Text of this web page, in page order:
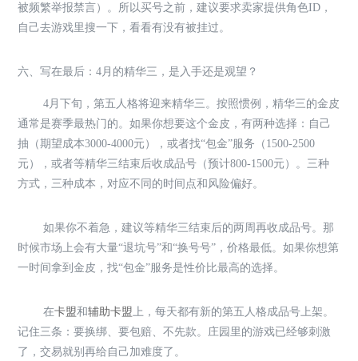
被频繁举报禁言）。所以买号之前，建议要求卖家提供角色ID，
自己去游戏里搜一下，看看有没有被挂过。
六、写在最后：4月的精华三，是入手还是观望？
4月下旬，第五人格将迎来精华三。按照惯例，精华三的金皮
通常是赛季最热门的。如果你想要这个金皮，有两种选择：自己
抽（期望成本3000-4000元），或者找“包金”服务（1500-2500
元），或者等精华三结束后收成品号（预计800-1500元）。三种
方式，三种成本，对应不同的时间点和风险偏好。
如果你不着急，建议等精华三结束后的两周再收成品号。那
时候市场上会有大量“退坑号”和“换号号”，价格最低。如果你想第
一时间拿到金皮，找“包金”服务是性价比最高的选择。
在卡盟和辅助卡盟上，每天都有新的第五人格成品号上架。
记住三条：要换绑、要包赔、不先款。庄园里的游戏已经够刺激
了，交易就别再给自己加难度了。